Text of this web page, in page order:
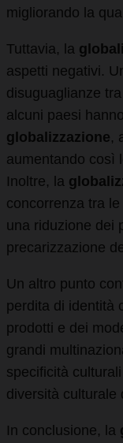
migliorando la
Tuttavia, la
aspetti negativi.
disuguaglianze
alcuni paesi
globalizzazione,
aumentando così
Inoltre, la
concorrenza tra
una riduzione dei
precarizzazione
Un altro punto
perdita di identità
prodotti e dei
grandi
specificità
diversità culturale
In conclusione, la